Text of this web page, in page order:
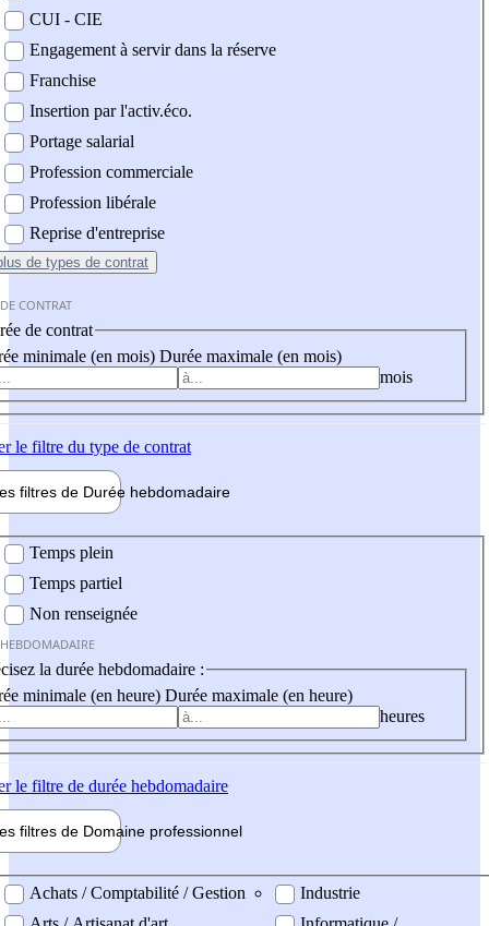
CUI - CIE
Engagement à servir dans la réserve
Franchise
Insertion par l'activ.éco.
Portage salarial
Profession commerciale
Profession libérale
Reprise d'entreprise
de types de contrat
CONTRAT
de contrat
minimale (en mois) Durée maximale (en mois)
mois
le filtre du type de contrat
filtres de Durée hebdomadaire
Temps plein
Temps partiel
Non renseignée
la durée hebdomadaire :
minimale (en heure) Durée maximale (en heure)
heures
le filtre de durée hebdomadaire
filtres de Domaine professionnel
professionel
Achats / Comptabilité / Gestion
Industrie